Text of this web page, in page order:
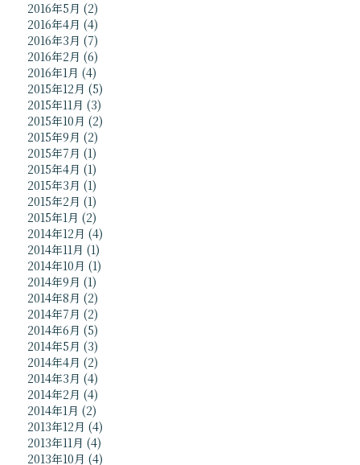
2016年5月 (2)
2016年4月 (4)
2016年3月 (7)
2016年2月 (6)
2016年1月 (4)
2015年12月 (5)
2015年11月 (3)
2015年10月 (2)
2015年9月 (2)
2015年7月 (1)
2015年4月 (1)
2015年3月 (1)
2015年2月 (1)
2015年1月 (2)
2014年12月 (4)
2014年11月 (1)
2014年10月 (1)
2014年9月 (1)
2014年8月 (2)
2014年7月 (2)
2014年6月 (5)
2014年5月 (3)
2014年4月 (2)
2014年3月 (4)
2014年2月 (4)
2014年1月 (2)
2013年12月 (4)
2013年11月 (4)
2013年10月 (4)